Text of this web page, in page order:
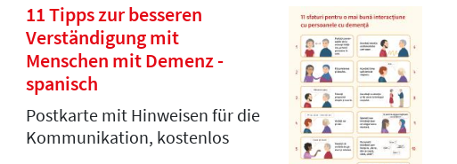
11 Tipps zur besseren
Verständigung mit
Menschen mit Demenz -
spanisch
Postkarte mit Hinweisen für die
Kommunikation, kostenlos